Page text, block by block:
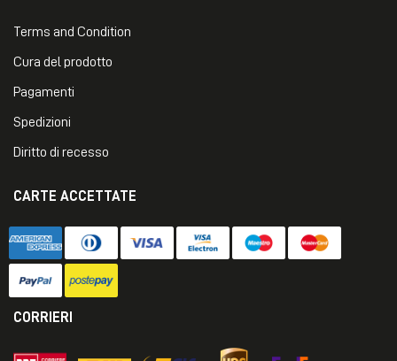
Terms and Condition
Cura del prodotto
Pagamenti
Spedizioni
Diritto di recesso
CARTE ACCETTATE
CORRIERI